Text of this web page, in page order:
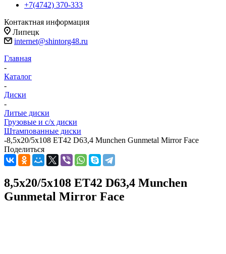
+7(4742) 370-333
Контактная информация
Липецк
internet@shintorg48.ru
Главная
-
Каталог
-
Диски
-
Литые диски
Грузовые и с/х диски
Штампованные диски
-8,5x20/5x108 ET42 D63,4 Munchen Gunmetal Mirror Face
Поделиться
8,5x20/5x108 ET42 D63,4 Munchen
Gunmetal Mirror Face